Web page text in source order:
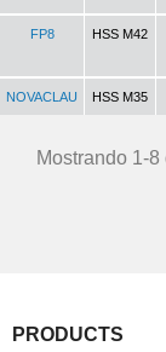
FP8 HSS M42
NOVACLAU HSS M35
Mostrando 1-
PRODUCTS